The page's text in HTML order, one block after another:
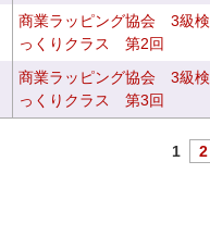
商業ラッピング協会 3級
っくりクラス 第2回
商業ラッピング協会 3級
っくりクラス 第3回
1 2